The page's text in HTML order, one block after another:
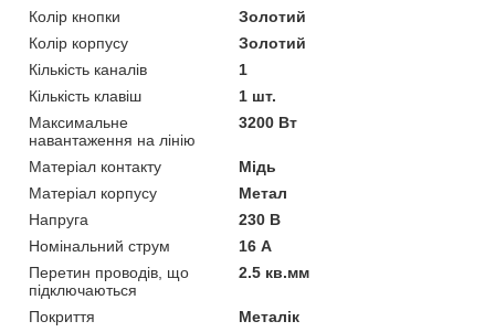
Колір кнопки
Золотий
Колір корпусу
Золотий
Кількість каналів
1
Кількість клавіш
1 шт.
Максимальне
навантаження на лінію
3200 Вт
Матеріал контакту
Мідь
Матеріал корпусу
Метал
Напруга
230 В
Номінальний струм
16 А
Перетин проводів, що
підключаються
2.5 кв.мм
Покриття
Металік